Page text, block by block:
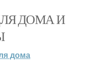
ДОМА И
дома